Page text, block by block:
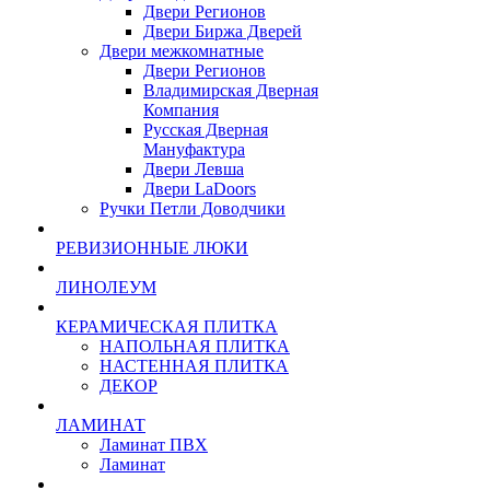
Двери Регионов
Двери Биржа Дверей
Двери межкомнатные
Двери Регионов
Владимирская Дверная
Компания
Русская Дверная
Мануфактура
Двери Левша
Двери LaDoors
Ручки Петли Доводчики
РЕВИЗИОННЫЕ ЛЮКИ
ЛИНОЛЕУМ
КЕРАМИЧЕСКАЯ ПЛИТКА
НАПОЛЬНАЯ ПЛИТКА
НАСТЕННАЯ ПЛИТКА
ДЕКОР
ЛАМИНАТ
Ламинат ПВХ
Ламинат